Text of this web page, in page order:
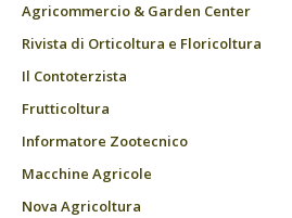
Agricommercio & Garden Center
Rivista di Orticoltura e Floricoltura
Il Contoterzista
Frutticoltura
Informatore Zootecnico
Macchine Agricole
Nova Agricoltura